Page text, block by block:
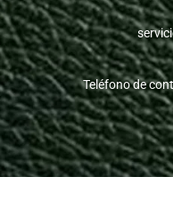
Teléfono de